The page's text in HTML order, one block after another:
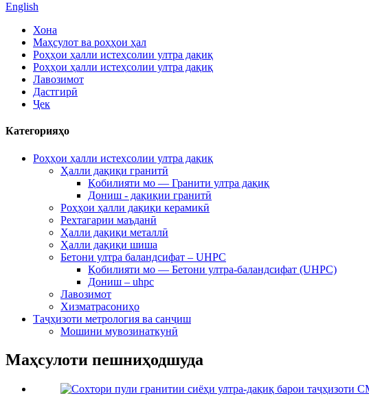
English
Хона
Маҳсулот ва роҳҳои ҳал
Роҳҳои ҳалли истеҳсолии ултра дақиқ
Роҳҳои ҳалли истеҳсолии ултра дақиқ
Лавозимот
Дастгирӣ
Ҷек
Категорияҳо
Роҳҳои ҳалли истеҳсолии ултра дақиқ
Ҳалли дақиқи гранитӣ
Қобилияти мо — Гранити ултра дақиқ
Дониш - дақиқии гранитӣ
Роҳҳои ҳалли дақиқи керамикӣ
Рехтагарии маъданӣ
Ҳалли дақиқи металлӣ
Ҳалли дақиқи шиша
Бетони ултра баландсифат – UHPC
Қобилияти мо — Бетони ултра-баландсифат (UHPC)
Дониш – uhpc
Лавозимот
Хизматрасониҳо
Таҷҳизоти метрология ва санҷиш
Мошини мувозинаткунӣ
Маҳсулоти пешниҳодшуда